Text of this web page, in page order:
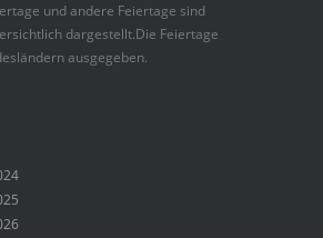
und andere Feiertage sind
dargestellt.Die Feiertage
ausgegeben.